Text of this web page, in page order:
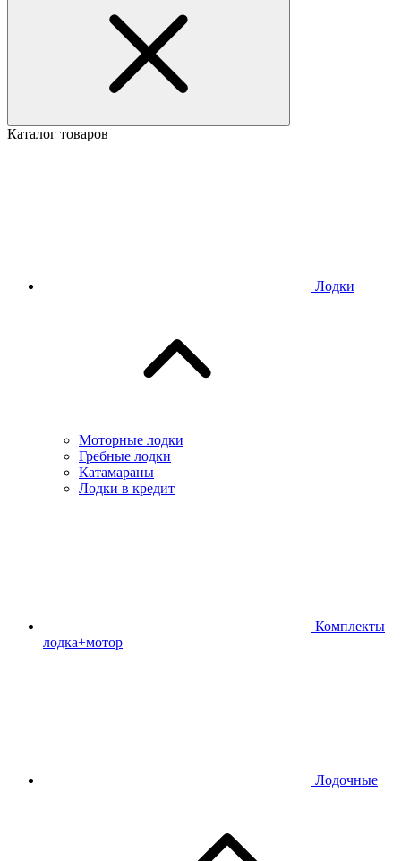
Каталог товаров
Лодки
Моторные лодки
Гребные лодки
Катамараны
Лодки в кредит
Комплекты
лодка+мотор
Лодочные